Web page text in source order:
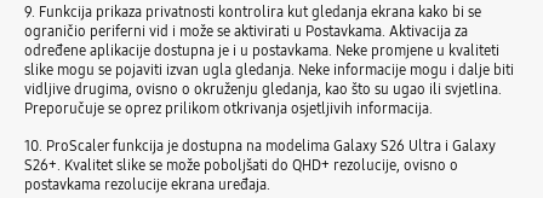
9. Funkcija prikaza privatnosti kontrolira kut gledanja ekrana kako bi se
ograničio periferni vid i može se aktivirati u Postavkama. Aktivacija za
određene aplikacije dostupna je i u postavkama. Neke promjene u kvaliteti
slike mogu se pojaviti izvan ugla gledanja. Neke informacije mogu i dalje biti
vidljive drugima, ovisno o okruženju gledanja, kao što su ugao ili svjetlina.
Preporučuje se oprez prilikom otkrivanja osjetljivih informacija.
10. ProScaler funkcija je dostupna na modelima Galaxy S26 Ultra i Galaxy
S26+. Kvalitet slike se može poboljšati do QHD+ rezolucije, ovisno o
postavkama rezolucije ekrana uređaja.